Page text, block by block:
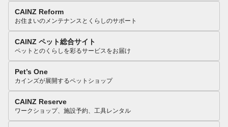
CAINZ Reform
お住まいのメンテナンスとくらしのサポート
CAINZ ペット総合サイト
ペットとのくらしを彩るサービスをお届け
Pet’s One
カインズが展開するペットショップ
CAINZ Reserve
ワークショップ、施設予約、工具レンタル